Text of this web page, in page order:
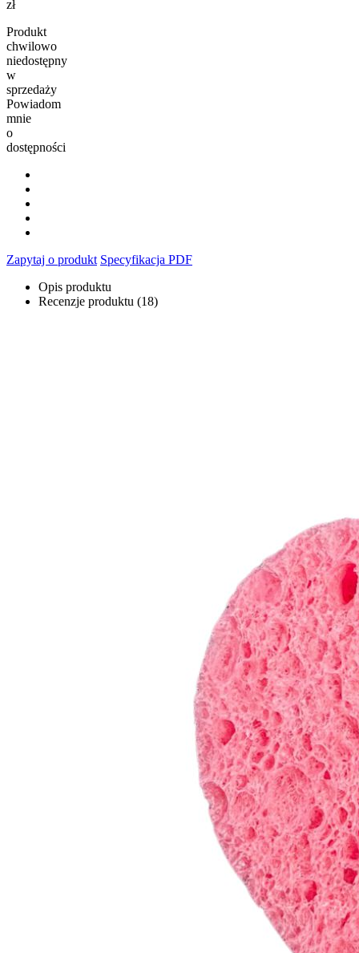
zł
Produkt
chwilowo
niedostępny
w
sprzedaży
Powiadom
mnie
o
dostępności
Zapytaj o produkt Specyfikacja PDF
Opis produktu
Recenzje produktu (18)